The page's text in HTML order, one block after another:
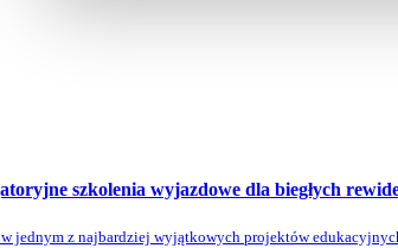
szkolenia wyjazdowe dla biegłych
w jednym z najbardziej wyjątkowych projektów